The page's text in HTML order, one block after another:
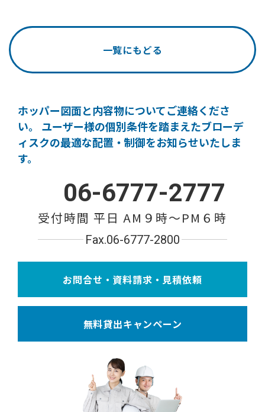
一覧にもどる
ホッパー図面と内容物についてご連絡くださ
い。
ユーザー様の個別条件を踏まえたブローデ
ィスクの最適な配置・制御をお知らせいたしま
す。
06-6777-2777
受付時間 平日 AM９時〜PM６時
Fax.06-6777-2800
お問合せ・資料請求・見積依頼
無料貸出キャンペーン